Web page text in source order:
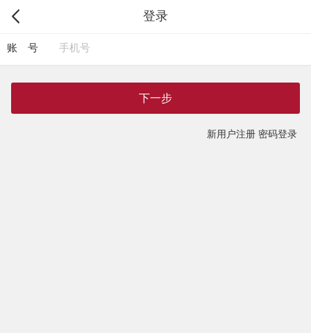
登录
账 号
下一步
新用户注册 密码登录